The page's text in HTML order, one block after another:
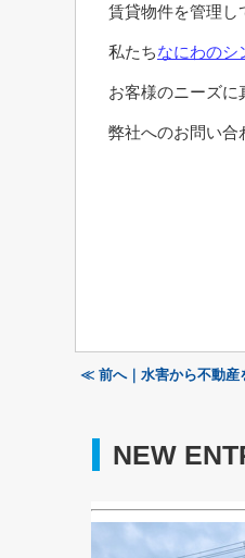
賃貸物件を管理し
私たちなにわのシ
お客様のニーズに
弊社へのお問い合
≪ 前へ｜水害から不動産
NEW